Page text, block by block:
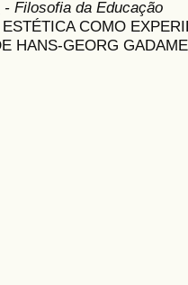
- Filosofia da Educação
COMO
HANS-GEORG